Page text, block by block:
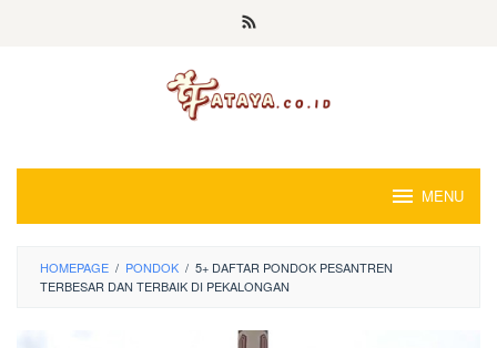
MENU
HOMEPAGE / PONDOK / 5+ DAFTAR PONDOK PESANTREN
TERBESAR DAN TERBAIK DI PEKALONGAN